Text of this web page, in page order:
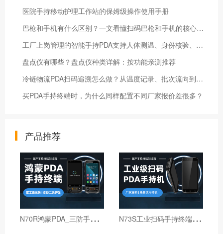
医院手持移动护理工作站的保姆级操作使用手册
巴枪和手机有什么区别？一文看懂扫码巴枪和手机的核心差异
工厂上岗管理的智能手持PDA支持人体测温、身份核验、考勤
盘点仪有哪些？盘点仪种类详解：按功能亲测推荐
冷链物流PDA扫码追溯怎么做？从温度记录、批次流向到异常签收的配置方案
买PDA手持终端时，为什么同样配置不同厂家报价差很多？
产品推荐
N
70R鸿蒙PDA_三防手持PDA终端_国产鸿蒙手持终端 N
73S工业扫码手持终端｜6寸仓库出入库PDA扫码枪